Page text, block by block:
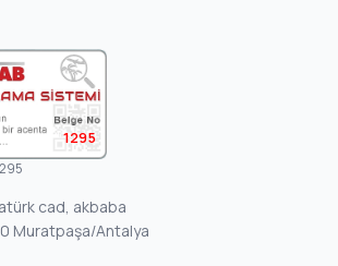
1295
cad, akbaba
Muratpaşa/Antalya